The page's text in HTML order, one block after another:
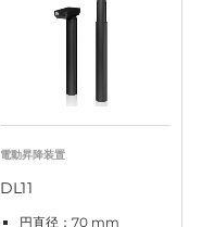
電動昇降装置
DL11
円直径：70 mm